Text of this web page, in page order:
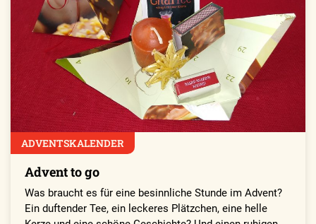
ADVENTSKALENDER
Advent to go
Was braucht es für eine besinnliche Stunde im Advent?
Ein duftender Tee, ein leckeres Plätzchen, eine helle